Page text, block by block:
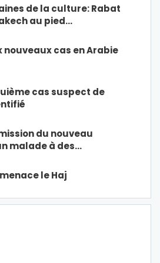
de la culture: Rabat
au pied…
nouveaux cas en Arabie
cas suspect de
du nouveau
malade à des…
le Haj